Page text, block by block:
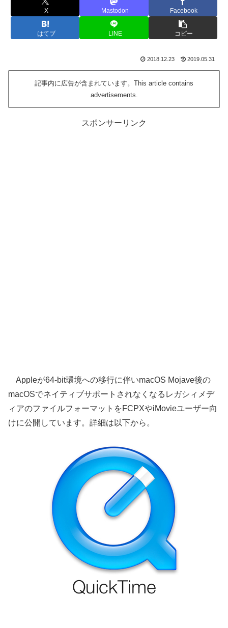
X Mastodon Facebook
はてブ LINE コピー
2018.12.23 2019.05.31
記事内に広告が含まれています。This article contains
advertisements.
スポンサーリンク
Appleが64-bit環境への移行に伴いmacOS Mojave後の
macOSでネイティブサポートされなくなるレガシィメデ
ィアのファイルフォーマットをFCPXやiMovieユーザー向
けに公開しています。詳細は以下から。